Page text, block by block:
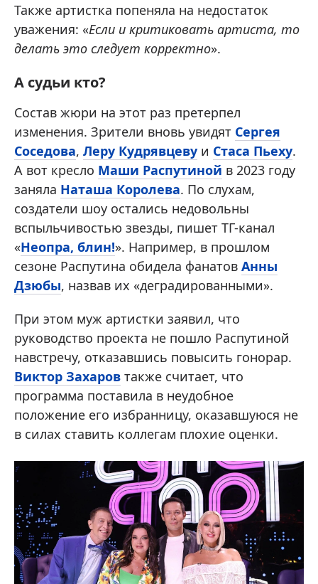
Также артистка попеняла на недостаток
уважения: «Если и критиковать артиста, то
делать это следует корректно».
А судьи кто?
Состав жюри на этот раз претерпел
изменения. Зрители вновь увидят Сергея
Соседова, Леру Кудрявцеву и Стаса Пьеху.
А вот кресло Маши Распутиной в 2023 году
заняла Наташа Королева. По слухам,
создатели шоу остались недовольны
вспыльчивостью звезды, пишет ТГ-канал
«Неопра, блин!». Например, в прошлом
сезоне Распутина обидела фанатов Анны
Дзюбы, назвав их «деградированными».
При этом муж артистки заявил, что
руководство проекта не пошло Распутиной
навстречу, отказавшись повысить гонорар.
Виктор Захаров также считает, что
программа поставила в неудобное
положение его избранницу, оказавшуюся не
в силах ставить коллегам плохие оценки.